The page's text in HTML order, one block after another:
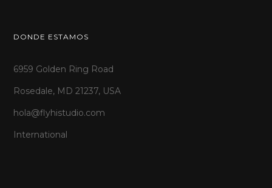
DONDE ESTAMOS
6959 Golden Ring Road
Rosedale, MD 21237, USA
hola@flyhistudio.com
International